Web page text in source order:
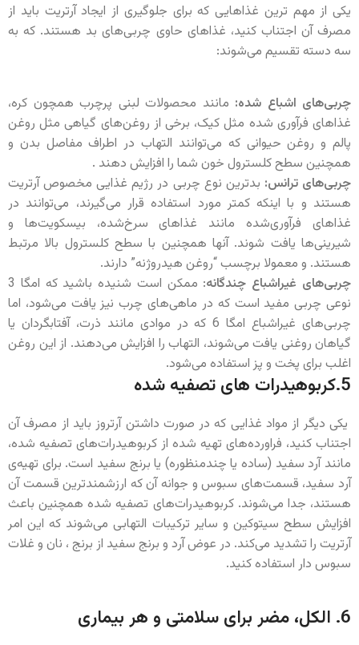
یکی از مهم ترین غذاهایی که برای جلوگیری از ایجاد آرتریت باید از
مصرف آن اجتناب کنید، غذاهای حاوی چربی‌های بد هستند. که به
سه دسته تقسیم می‌شوند:
چربی‌های اشباع شده: مانند محصولات لبنی پرچرب همچون کره،
غذاهای فرآوری شده مثل کیک، برخی از روغن‌های گیاهی مثل روغن
پالم و روغن حیوانی که می‌توانند التهاب در اطراف مفاصل بدن و
همچنین سطح کلسترول خون شما را افزایش دهند .
چربی‌های ترانس: بدترین نوع چربی در رژیم غذایی مخصوص آرتریت
هستند و با اینکه کمتر مورد استفاده قرار می‌گیرند، می‌توانند در
غذاهای فرآوری‌شده مانند غذاهای سرخ‌شده، بیسکویت‌ها و
شیرینی‌ها یافت شوند. آنها همچنین با سطح کلسترول بالا مرتبط
هستند. و معمولا برچسب “روغن هیدروژنه” دارند.
چربی‌های غیراشباع چندگانه
: ممکن است شنیده باشید که امگا 3
نوعی چربی مفید است که در ماهی‌های چرب نیز یافت می‌شود، اما
چربی‌های غیراشباع امگا 6 که در موادی مانند ذرت، آفتابگردان یا
گیاهان روغنی یافت می‌شوند، التهاب را افزایش می‌دهند. از این روغن
اغلب برای پخت و پز استفاده می‌شود.
5.کربوهیدرات های تصفیه شده
یکی دیگر از مواد غذایی که در صورت داشتن آرتروز باید از مصرف آن
اجتناب کنید، فراورده‌های تهیه شده از کربوهیدرات‌های تصفیه شده،
مانند آرد سفید (ساده یا چندمنظوره) یا برنج سفید است. برای تهیه‌ی
آرد سفید، قسمت‌های سبوس و جوانه آن که ارزشمندترین قسمت‌ آن
هستند، جدا می‌شوند. کربوهیدرات‌های تصفیه شده همچنین باعث
افزایش سطح سیتوکین و سایر ترکیبات التهابی می‌شوند که این امر
آرتریت را تشدید می‌کند. در عوض آرد و برنج سفید از برنج ، نان و غلات
سبوس دار استفاده کنید.
6. الکل، مضر برای سلامتی و هر بیماری